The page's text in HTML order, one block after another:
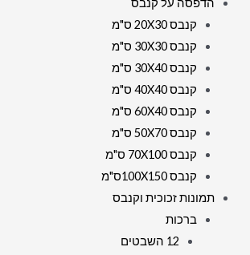
הדפסה על קנבס
קנבס 20X30 ס"מ
קנבס 30X30 ס"מ
קנבס 30X40 ס"מ
קנבס 40X40 ס"מ
קנבס 60X40 ס"מ
קנבס 50X70 ס"מ
קנבס 70X100 ס"מ
קנבס 100X150ס"מ
תמונות זכוכית וקנבס
ברכות
12 השבטים